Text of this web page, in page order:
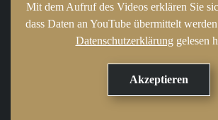
Mit dem Aufruf des Videos erklären Sie
dass Daten an YouTube übermittelt
Datenschutzerklärung gelesen